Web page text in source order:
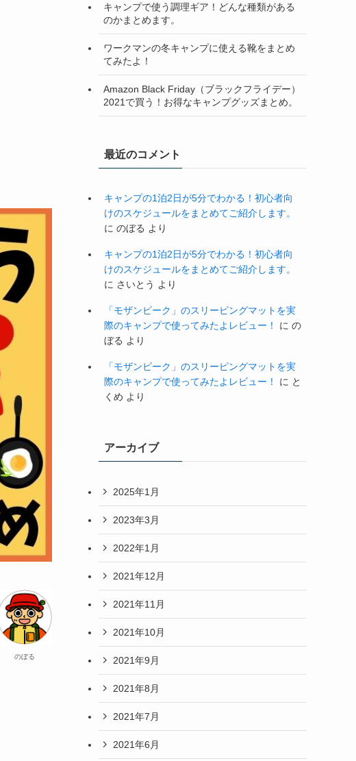
のぼる
キャンプで使う調理ギア！どんな種類がある
のかまとめます。
ワークマンの冬キャンプに使える靴をまとめ
てみたよ！
Amazon Black Friday（ブラックフライデー）
2021で買う！お得なキャンプグッズまとめ。
最近のコメント
キャンプの1泊2日が5分でわかる！初心者向
けのスケジュールをまとめてご紹介します。
に のぼる より
キャンプの1泊2日が5分でわかる！初心者向
けのスケジュールをまとめてご紹介します。
に さいとう より
「モザンビーク」のスリーピングマットを実
際のキャンプで使ってみたよレビュー！
に の
ぼる より
「モザンビーク」のスリーピングマットを実
際のキャンプで使ってみたよレビュー！
に と
くめ より
アーカイブ
2025年1月
2023年3月
2022年1月
2021年12月
2021年11月
2021年10月
2021年9月
2021年8月
2021年7月
2021年6月